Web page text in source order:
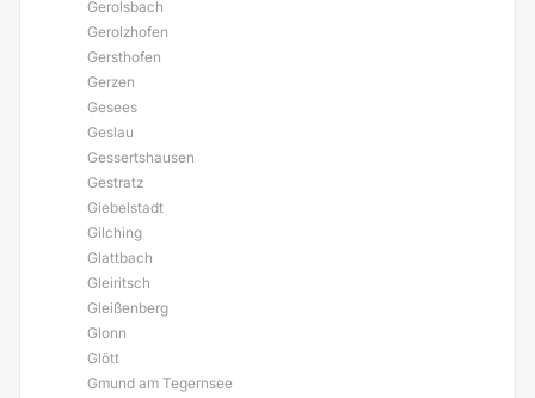
Gerolsbach
Gerolzhofen
Gersthofen
Gerzen
Gesees
Geslau
Gessertshausen
Gestratz
Giebelstadt
Gilching
Glattbach
Gleiritsch
Gleißenberg
Glonn
Glött
Gmund am Tegernsee